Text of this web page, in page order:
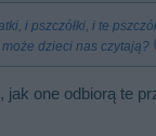
i pszczółki, i te
może dzieci nas czytają?
jak one odbiorą te